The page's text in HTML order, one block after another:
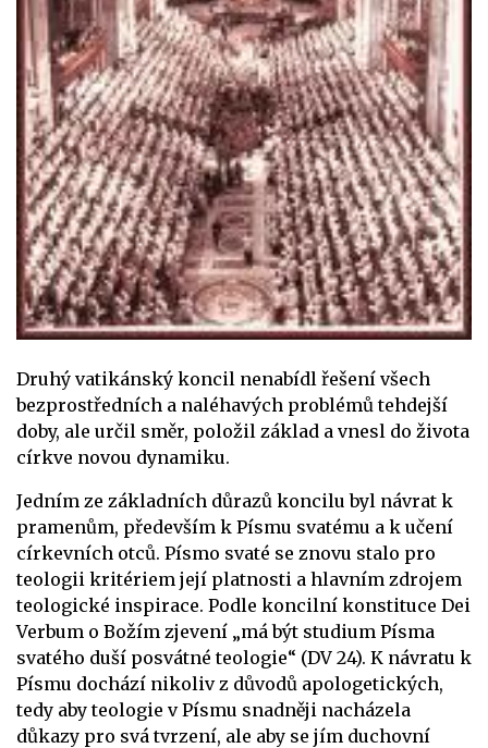
Druhý vatikánský koncil nenabídl řešení všech
bezprostředních a naléhavých problémů tehdejší
doby, ale určil směr, položil základ a vnesl do života
církve novou dynamiku.
Jedním ze základních důrazů koncilu byl návrat k
pramenům, především k Písmu svatému a k učení
církevních otců. Písmo svaté se znovu stalo pro
teologii kritériem její platnosti a hlavním zdrojem
teologické inspirace. Podle koncilní konstituce Dei
Verbum o Božím zjevení „má být studium Písma
svatého duší posvátné teologie“ (DV 24). K návratu k
Písmu dochází nikoliv z důvodů apologetických,
tedy aby teologie v Písmu snadněji nacházela
důkazy pro svá tvrzení, ale aby se jím duchovní